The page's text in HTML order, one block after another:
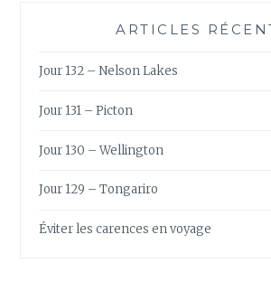
ARTICLES
Jour 132 – Nelson Lakes
Jour 131 – Picton
Jour 130 – Wellington
Jour 129 – Tongariro
Éviter les carences en voyage